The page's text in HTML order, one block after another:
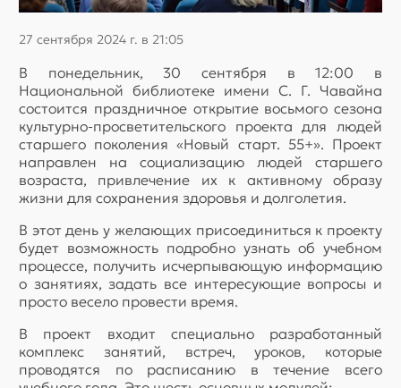
27 сентября 2024 г. в 21:05
В понедельник, 30 сентября в 12:00 в
Национальной библиотеке имени С. Г. Чавайна
состоится праздничное открытие восьмого сезона
культурно-просветительского проекта для людей
старшего поколения «Новый старт. 55+». Проект
направлен на социализацию людей старшего
возраста, привлечение их к активному образу
жизни для сохранения здоровья и долголетия.
В этот день у желающих присоединиться к проекту
будет возможность подробно узнать об учебном
процессе, получить исчерпывающую информацию
о занятиях, задать все интересующие вопросы и
просто весело провести время.
В проект входит специально разработанный
комплекс занятий, встреч, уроков, которые
проводятся по расписанию в течение всего